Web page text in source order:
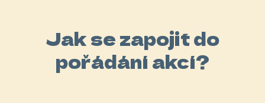
Jak se zapojit do
pořádání akcí?